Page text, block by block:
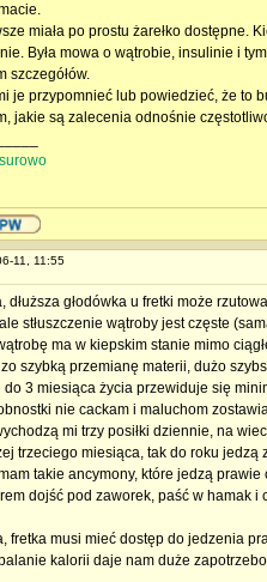
miała po prostu żarełko dostępne.
Była mowa o wątrobie, insulinie i
szczegółów.
je przypomnieć lub powiedzieć, że to
jakie są zalecenia odnośnie
11, 11:55
dłuższa głodówka u fretki może
stłuszczenie wątroby jest częste
ma w kiepskim stanie mimo
szybką przemianę materii, dużo
do 3 miesiąca życia przewiduje się
nie cackam i maluchom
mi trzy posiłki dziennie, na
trzeciego miesiąca, tak do roku
takie ancymony, które jedzą
dojść pod zaworek, paść w hamak i
fretka musi mieć dostęp do jedzenia
kalorii daje nam duże